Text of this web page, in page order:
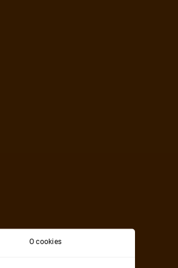
O cookies